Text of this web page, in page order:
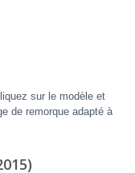
sur le modèle et
de remorque adapté à